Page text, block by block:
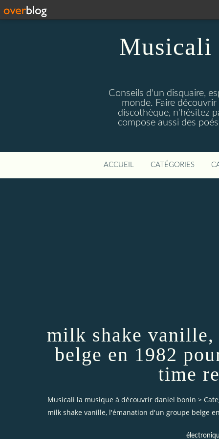
Musicali
Conseils d'un disquaire,
monde. Faire
discothèque, n'hésitez
compose aussi des
ACCUEIL CATÉGORIES
milk shake vanille,
belge en 1982
time
Musicali la musique à découvrir daniel bonin >
milk shake vanille, l'émanation d'un groupe belge